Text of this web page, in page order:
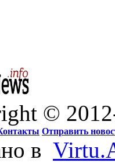
©
Отправить
в